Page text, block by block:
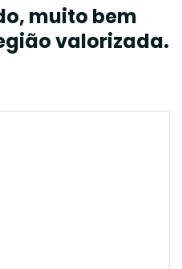
muito bem
valorizada.